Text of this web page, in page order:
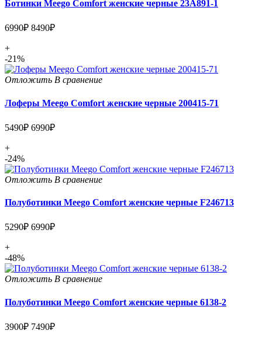
Ботинки Meego Comfort женские черные 23A891-1
6990₽ 8490₽
+
-21%
Отложить В сравнение
Лоферы Meego Comfort женские черные 200415-71
5490₽ 6990₽
+
-24%
Отложить В сравнение
Полуботинки Meego Comfort женские черные F246713
5290₽ 6990₽
+
-48%
Отложить В сравнение
Полуботинки Meego Comfort женские черные 6138-2
3900₽ 7490₽